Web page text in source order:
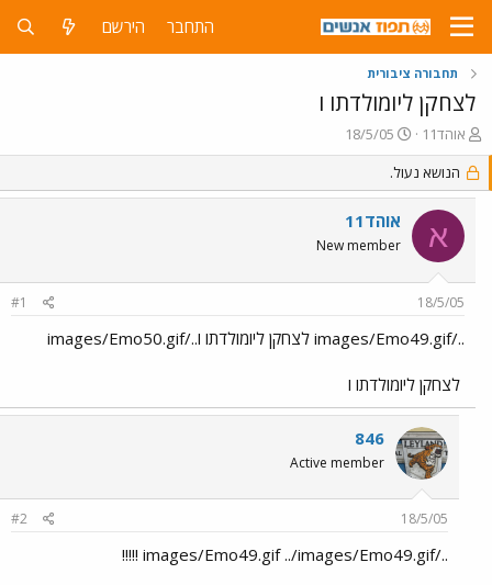
התחבר הירשם
תחבורה ציבורית
לצחקן ליומולדתו ו
פ
ו
ת
ח
נ
אוהד11
פ
ו
ר
ס
ם
ב
ת
18/5/05
הנושא נעול.
א אוהד11
New member
18/5/05
#1
../images/Emo49.gif לצחקן ליומולדתו ו../images/Emo50.gif
לצחקן ליומולדתו ו
846
Active member
18/5/05
#2
../images/Emo49.gif ../images/Emo49.gif !!!!!